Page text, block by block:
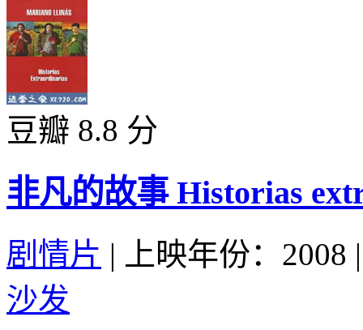
豆瓣 8.8 分
非凡的故事 Historias
剧情片 | 上映年份：2008 |
沙发